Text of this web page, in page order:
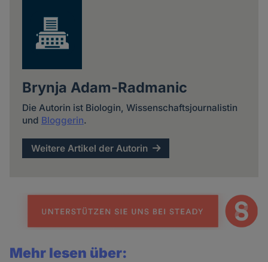
Brynja Adam-Radmanic
Die Autorin ist Biologin, Wissenschaftsjournalistin
und Bloggerin.
Weitere Artikel der Autorin
Mehr lesen über: